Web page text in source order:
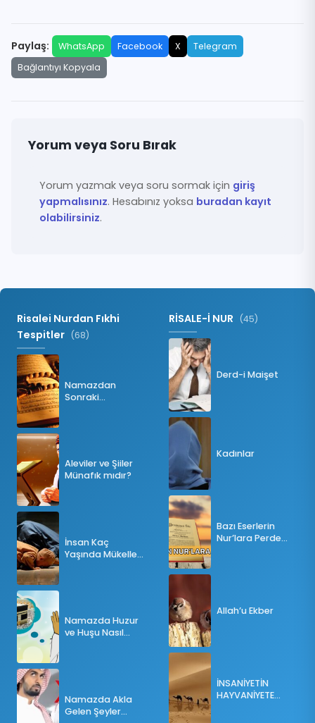
Paylaş: WhatsApp Facebook X
Telegram
Bağlantıyı Kopyala
Yorum veya Soru Bırak
Yorum yazmak veya soru sormak için giriş
yapmalısınız. Hesabınız yoksa buradan kayıt
olabilirsiniz.
Risalei Nurdan Fıkhi
Tespitler (68)
Namazdan
Sonraki
Aleviler ve Şiiler
Münafık mıdır?
İnsan Kaç
Yaşında Mükellef
Namazda Huzur
ve Huşu Nasıl
Namazda Akla
Gelen Şeyler
RİSALE-İ NUR (45)
Derd-i Maişet
Kadınlar
Bazı Eserlerin
Nur’lara Perde
Allah’u Ekber
İNSANİYETİN
HAYVANİYETE